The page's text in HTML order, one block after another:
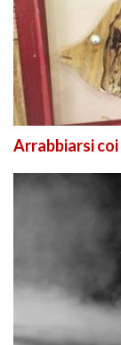
Arrabbiarsi